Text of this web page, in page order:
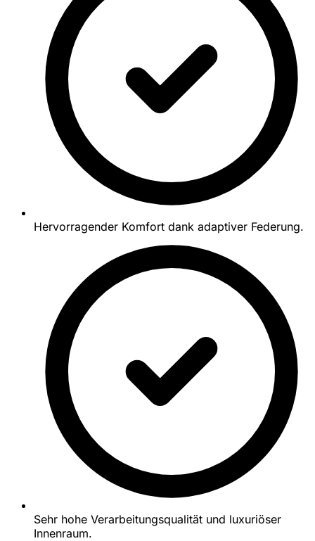
Hervorragender Komfort dank adaptiver Federung.
Sehr hohe Verarbeitungsqualität und luxuriöser
Innenraum.